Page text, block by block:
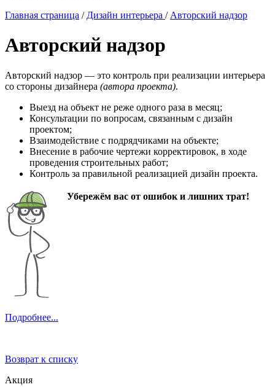
Главная страница / Дизайн интерьера / Авторский надзор
Авторский надзор
Авторский надзор — это контроль при реализации интерьера
со стороны дизайнера (автора проекта).
Выезд на объект не реже одного раза в месяц;
Консультации по вопросам, связанным с дизайн
проектом;
Взаимодействие с подрядчиками на объекте;
Внесение в рабочие чертежи корректировок, в ходе
проведения строительных работ;
Контроль за правильной реализацией дизайн проекта.
Убережём вас от ошибок и лишних трат!
Подробнее...
Возврат к списку
Акция